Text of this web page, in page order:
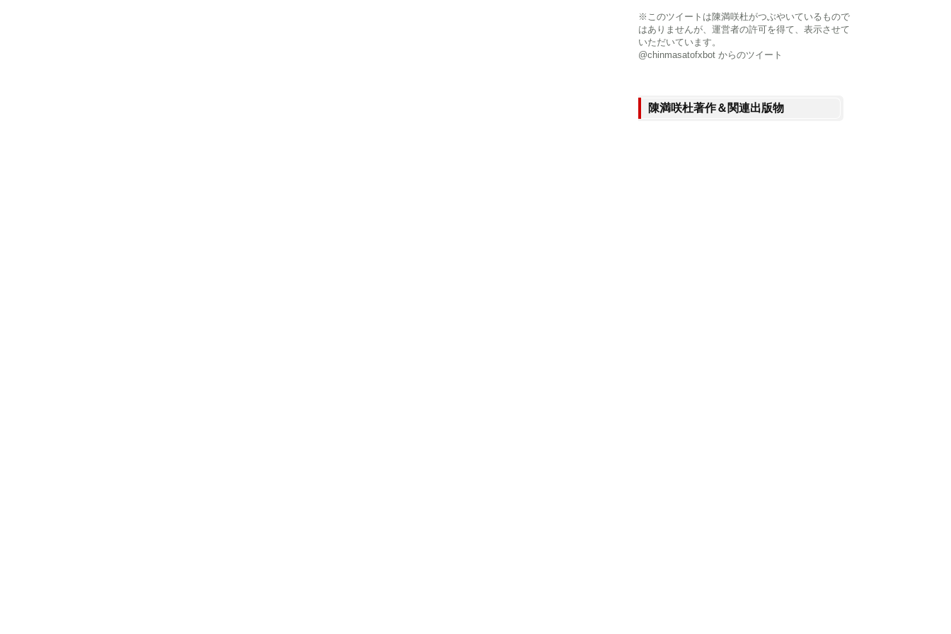
※このツイートは陳満咲杜がつぶやいているもので
はありませんが、運営者の許可を得て、表示させて
いただいています。
@chinmasatofxbot からのツイート
陳満咲杜著作＆関連出版物